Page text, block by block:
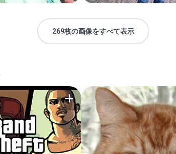
269枚の画像をすべて表示